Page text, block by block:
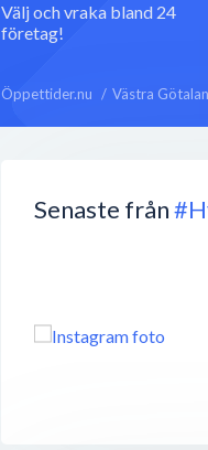
Välj och vraka bland 24
företag!
Öppettider.nu Västra
Senaste från